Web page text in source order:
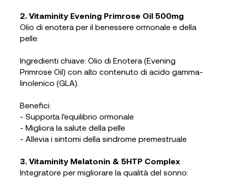
2. Vitaminity Evening Primrose Oil 500mg
Olio di enotera per il benessere ormonale e della
pelle:
Ingredienti chiave: Olio di Enotera (Evening
Primrose Oil) con alto contenuto di acido gamma-
linolenico (GLA).
Benefici:
- Supporta l'equilibrio ormonale
- Migliora la salute della pelle
- Allevia i sintomi della sindrome premestruale
3. Vitaminity Melatonin & 5HTP Complex
Integratore per migliorare la qualità del sonno: